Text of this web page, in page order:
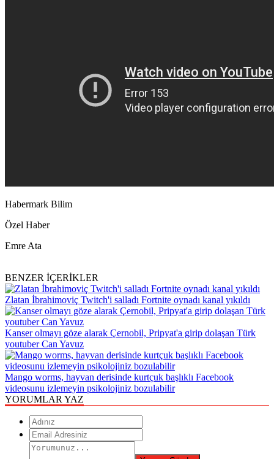
Habermark Bilim
Özel Haber
Emre Ata
BENZER İÇERİKLER
Zlatan İbrahimoviç Twitch'i salladı Fortnite oynadı kanal yıkıldı
Kanser olmayı göze alarak Çernobil, Pripyat'a girip dolaşan Türk
youtuber Can Yavuz
Mango worms, hayvan derisinde kurtçuk başlıklı Facebook
videosunu izlemeyin psikolojiniz bozulabilir
YORUMLAR YAZ